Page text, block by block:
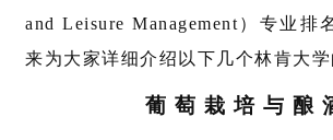
and Leisure Management）专业排
来为大家详细介绍以下几个林肯大学
葡 萄 栽 培 与 酿